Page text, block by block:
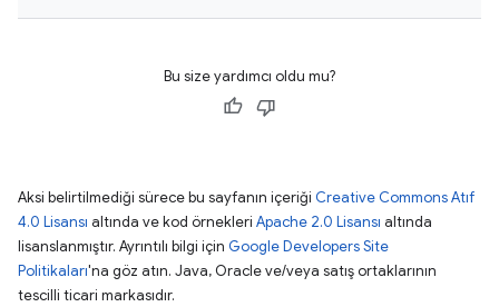
Bu size yardımcı oldu mu?
Aksi belirtilmediği sürece bu sayfanın içeriği Creative Commons Atıf
4.0 Lisansı altında ve kod örnekleri Apache 2.0 Lisansı altında
lisanslanmıştır. Ayrıntılı bilgi için Google Developers Site
Politikaları'na göz atın. Java, Oracle ve/veya satış ortaklarının
tescilli ticari markasıdır.